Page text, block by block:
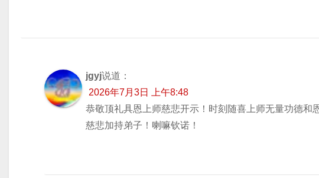
jgyj说道：
2026年7月3日 上午8:48
恭敬顶礼具恩上师慈悲开示！时刻随喜上师无量功德
慈悲加持弟子！喇嘛钦诺！